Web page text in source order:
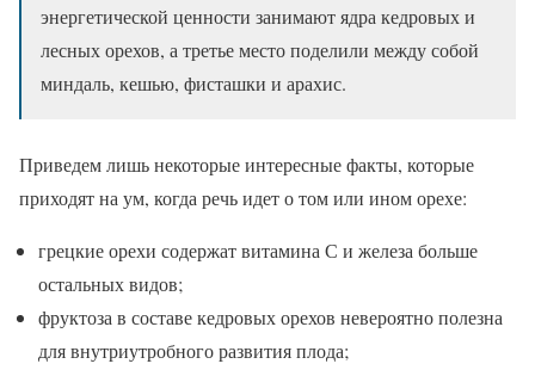
энергетической ценности занимают ядра кедровых и
лесных орехов, а третье место поделили между собой
миндаль, кешью, фисташки и арахис.
Приведем лишь некоторые интересные факты, которые
приходят на ум, когда речь идет о том или ином орехе:
грецкие орехи содержат витамина С и железа больше
остальных видов;
фруктоза в составе кедровых орехов невероятно полезна
для внутриутробного развития плода;